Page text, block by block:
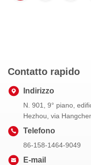
Contatto rapido
Indirizzo
N. 901, 9° piano,
Hezhou, via
Telefono
86-158-1464-9049
E-mail